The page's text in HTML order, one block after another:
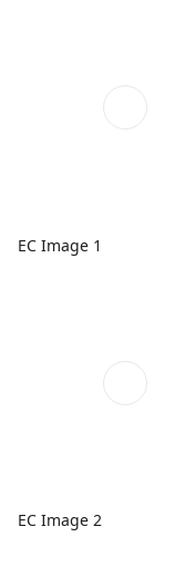
EC Image 1
EC Image 2